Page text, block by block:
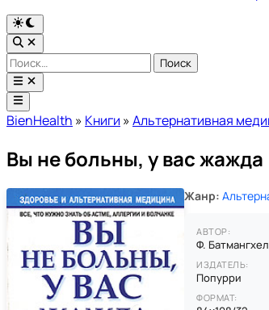
Переключить
на
тёмный
режим
Открыть
поиск
Найти:
Открыть
меню
Главное
меню
BienHealth » Книги »Альтернативная
Вы не больны, у вас жажда
Жанр:
АВТОР:
Ф.
ИЗДАТЕЛЬ:
Попурри
ФОРМАТ: